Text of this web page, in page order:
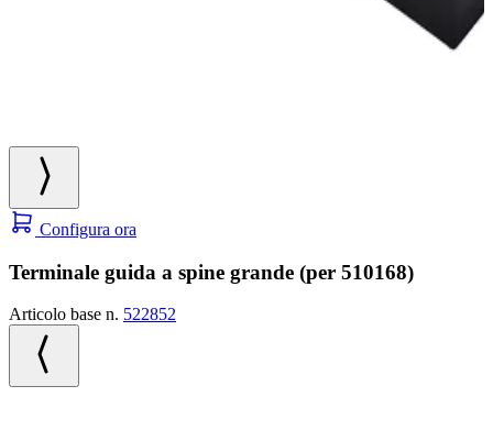
Configura ora
Terminale guida a spine grande (per 510168)
Articolo base n. 522852